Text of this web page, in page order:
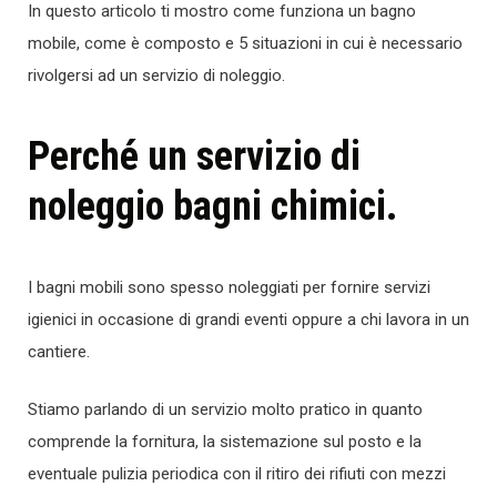
In questo articolo ti mostro come funziona un bagno
mobile, come è composto e 5 situazioni in cui è necessario
rivolgersi ad un servizio di noleggio.
Perché un servizio di
noleggio bagni chimici.
I bagni mobili sono spesso noleggiati per fornire servizi
igienici in occasione di grandi eventi oppure a chi lavora in un
cantiere.
Stiamo parlando di un servizio molto pratico in quanto
comprende la fornitura, la sistemazione sul posto e la
eventuale pulizia periodica con il ritiro dei rifiuti con mezzi